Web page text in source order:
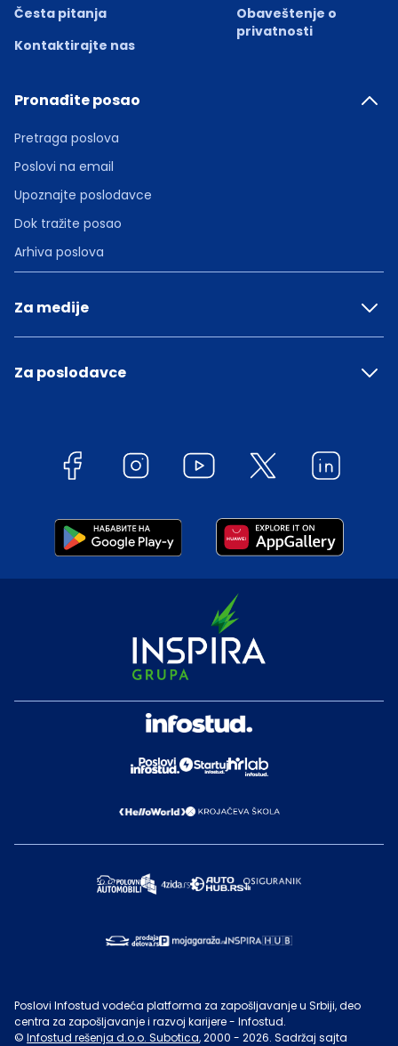
Česta pitanja
Kontaktirajte nas
Obaveštenje o
privatnosti
Pronađite posao
Pretraga poslova
Poslovi na email
Upoznajte poslodavce
Dok tražite posao
Arhiva poslova
Za medije
Za poslodavce
Poslovi Infostud vodeća platforma za zapošljavanje u Srbiji, deo
centra za zapošljavanje i razvoj karijere - Infostud.
© Infostud rešenja d.o.o. Subotica, 2000 - 2026. Sadržaj sajta